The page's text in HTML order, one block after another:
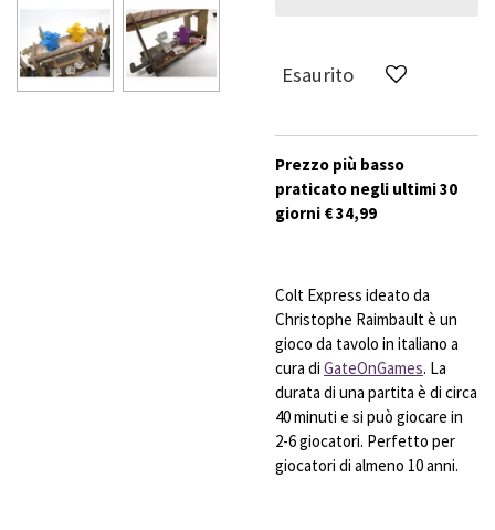
Esaurito
Prezzo più basso
praticato negli ultimi 30
giorni € 34,99
Colt Express ideato da
Christophe Raimbault è un
gioco da tavolo in italiano a
cura di GateOnGames. La
durata di una partita è di circa
40 minuti e si può giocare in
2-6 giocatori. Perfetto per
giocatori di almeno 10 anni.